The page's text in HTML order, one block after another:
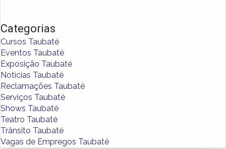
Categorias
Cursos Taubaté
Eventos Taubaté
Exposição Taubaté
Notícias Taubaté
Reclamações Taubaté
Serviços Taubaté
Shows Taubaté
Teatro Taubaté
Trânsito Taubaté
Vagas de Empregos Taubaté